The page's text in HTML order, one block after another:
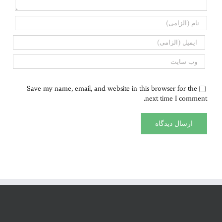
Save my name, email, and website in this browser for the
next time I comment.